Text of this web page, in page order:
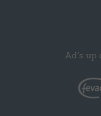
Ad’s up